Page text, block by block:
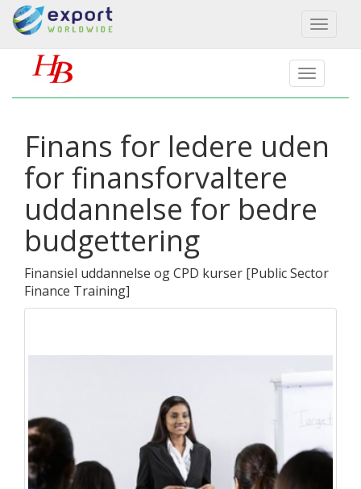
Toggle
Finans for ledere uden
for finansforvaltere
uddannelse for bedre
budgettering
Finansiel uddannelse og CPD kurser [Public Sector
Finance Training]